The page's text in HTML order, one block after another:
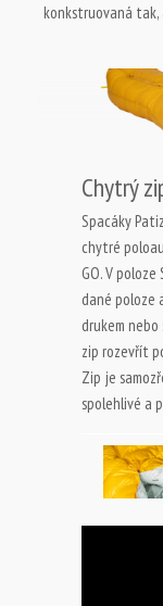
konkstruovaná tak,
Chytrý
Spacáky
chytré
GO. V
dané poloze
drukem nebo
zip rozevřít
Zip je
spolehlivé a